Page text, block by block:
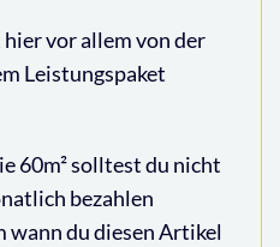
vor allem von der
Leistungspaket
60m² solltest du nicht
bezahlen
wann du diesen Artikel